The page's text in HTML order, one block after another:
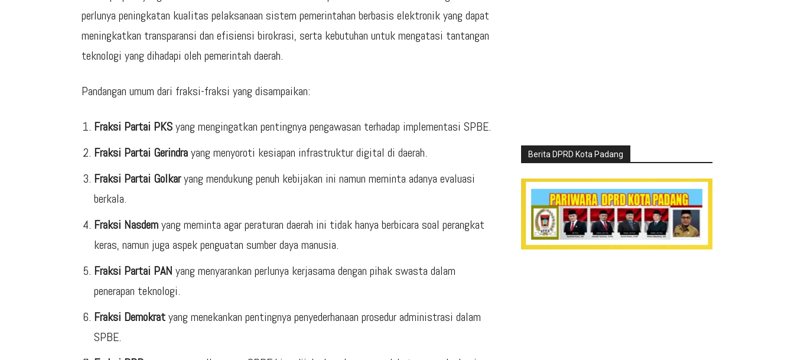
perlunya peningkatan kualitas pelaksanaan sistem pemerintahan berbasis elektronik yang dapat
meningkatkan transparansi dan efisiensi birokrasi, serta kebutuhan untuk mengatasi tantangan
teknologi yang dihadapi oleh pemerintah daerah.
Pandangan umum dari fraksi-fraksi yang disampaikan:
Fraksi Partai PKSyang mengingatkan pentingnya pengawasan terhadap implementasi SPBE.
Fraksi Partai Gerindrayang menyoroti kesiapan infrastruktur digital di daerah.
Fraksi Partai Golkaryang mendukung penuh kebijakan ini namun meminta adanya evaluasi
berkala.
Fraksi Nasdemyang meminta agar peraturan daerah ini tidak hanya berbicara soal perangkat
keras, namun juga aspek penguatan sumber daya manusia.
Fraksi Partai PAN yang menyarankan perlunya kerjasama dengan pihak swasta dalam
penerapan teknologi.
Fraksi Demokratyang menekankan pentingnya penyederhanaan prosedur administrasi dalam
SPBE.
Berita DPRD Kota Padang